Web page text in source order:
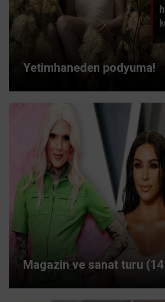
Yetimhaneden podyuma!
Magazin ve sanat turu